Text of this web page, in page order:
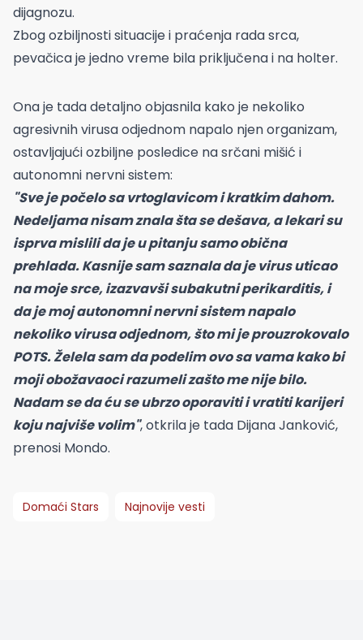
dijagnozu.
Zbog ozbiljnosti situacije i praćenja rada srca,
pevačica je jedno vreme bila priključena i na holter.
Ona je tada detaljno objasnila kako je nekoliko
agresivnih virusa odjednom napalo njen organizam,
ostavljajući ozbiljne posledice na srčani mišić i
autonomni nervni sistem:
"Sve je počelo sa vrtoglavicom i kratkim dahom.
Nedeljama nisam znala šta se dešava, a lekari su
isprva mislili da je u pitanju samo obična
prehlada. Kasnije sam saznala da je virus uticao
na moje srce, izazvavši subakutni perikarditis, i
da je moj autonomni nervni sistem napalo
nekoliko virusa odjednom, što mi je prouzrokovalo
POTS. Želela sam da podelim ovo sa vama kako bi
moji obožavaoci razumeli zašto me nije bilo.
Nadam se da ću se ubrzo oporaviti i vratiti karijeri
koju najviše volim", otkrila je tada Dijana Janković,
prenosi Mondo.
Domaći Stars Najnovije vesti